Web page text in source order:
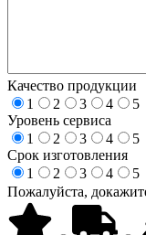
Качество продукции
1
2 3 4
5
Уровень сервиса
1
2 3 4
5
Срок изготовления
1
2 3 4
5
Пожалуйста,